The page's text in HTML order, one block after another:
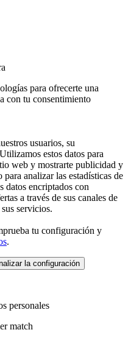
para ofrecerte una
con tu consentimiento
usuarios, su
estos datos para
web y mostrarte publicidad y
analizar las estadísticas de
datos encriptados con
a través de sus canales de
servicios.
tu configuración y
.
la configuración
personales
match